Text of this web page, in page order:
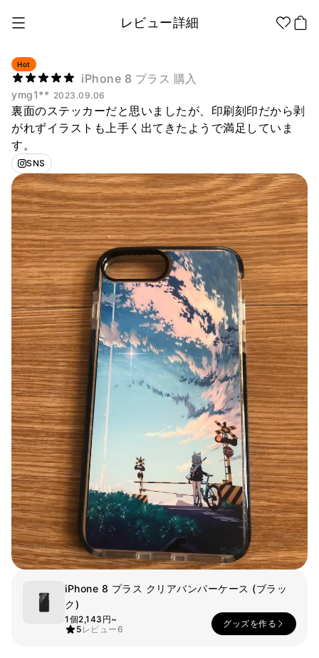
Hot
iPhone 8 プラス 購入
ymg1** 2023.09.06
裏面のステッカーだと思いましたが、印刷刻印だから剥
がれずイラストも上手く出てきたようで満足していま
す。
SNS
iPhone 8 プラス クリアバンパーケース (ブラッ
ク)
1個2,143円~
5 レビュー6
グッズを作る
レビュー詳細
1個から制作
ノベルティ
ノウハウ
アパレル
ファッション小物
ファングッズ
ステッカー
紙製品
文具/オフィス
スマホ
リビング
ファブリック
スポーツ
キッズ
ペット
フレーム
会員登録
1：1お問い合わせ
カスタマーセンタ
全商品 Tシャツ シャツ
スウェッ
トシャツ
フードパ
ーカー
ジップア
ップ
アウター パンツ
法被/ロー
ブ
袖タイプ
半袖
人気ブランド
GILDAN
Champion
AAA